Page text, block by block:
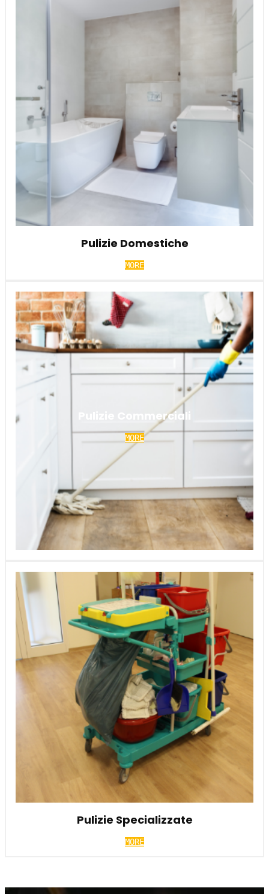
Pulizie Domestiche
MORE
Pulizie Commerciali
MORE
Pulizie Specializzate
MORE